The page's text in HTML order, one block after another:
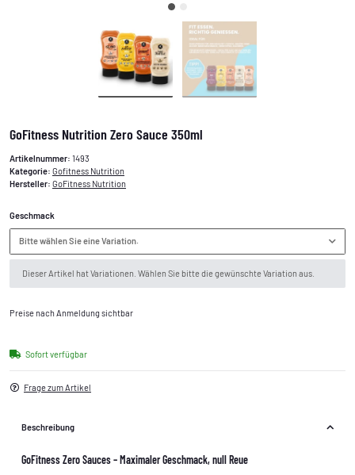
GoFitness Nutrition Zero Sauce 350ml
Artikelnummer: 1493
Kategorie: Gofitness Nutrition
Hersteller: GoFitness Nutrition
Geschmack
Bitte wählen Sie eine Variation.
xDieser Artikel hat Variationen. Wählen Sie bitte die gewünschte Variation aus.
Preise nach Anmeldung sichtbar
Sofort verfügbar
Frage zum Artikel
Beschreibung
GoFitness Zero Sauces – Maximaler Geschmack, null Reue